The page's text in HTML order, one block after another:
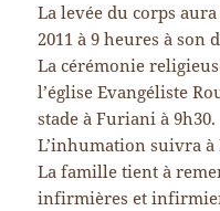
La levée du corps
2011 à 9 heures à son
La cérémonie
l’église Evangéliste
stade à Furiani à 9h30.
L’inhumation suivra à
La famille tient à
infirmières et